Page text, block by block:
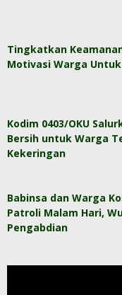
Tingkatkan
Motivasi Warga
Kodim 0403/OKU
Bersih untuk Warga
Kekeringan
Babinsa dan Warga
Patroli Malam Hari,
Pengabdian